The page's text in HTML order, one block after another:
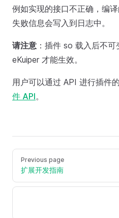
例如实现的接口不正确，编
失败信息会写入到日志中。
请注意 ：插件 so 载入后不
eKuiper 才能生效。
用户可以通过 API 进行插件
件 API。
Previous page
扩展开发指南